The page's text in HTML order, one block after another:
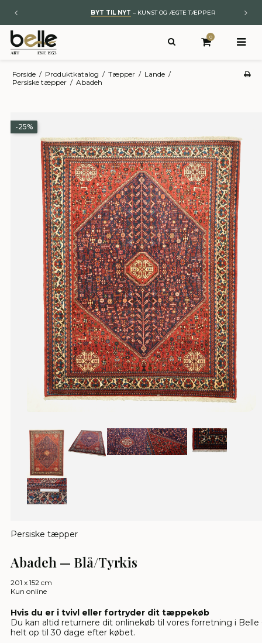
BYT TIL NYT– KUNST OG ÆGTE TÆPPER
0
Forside / Produktkatalog / Tæpper / Lande /
Persiske tæpper / Abadeh
-25%
Persiske tæpper
Abadeh — Blå/Tyrkis
201 x 152 cm
Kun online
Hvis du er i tvivl eller fortryder dit tæppekøb
Du kan altid returnere dit onlinekøb til vores forretning i Belle
helt op til 30 dage efter købet.